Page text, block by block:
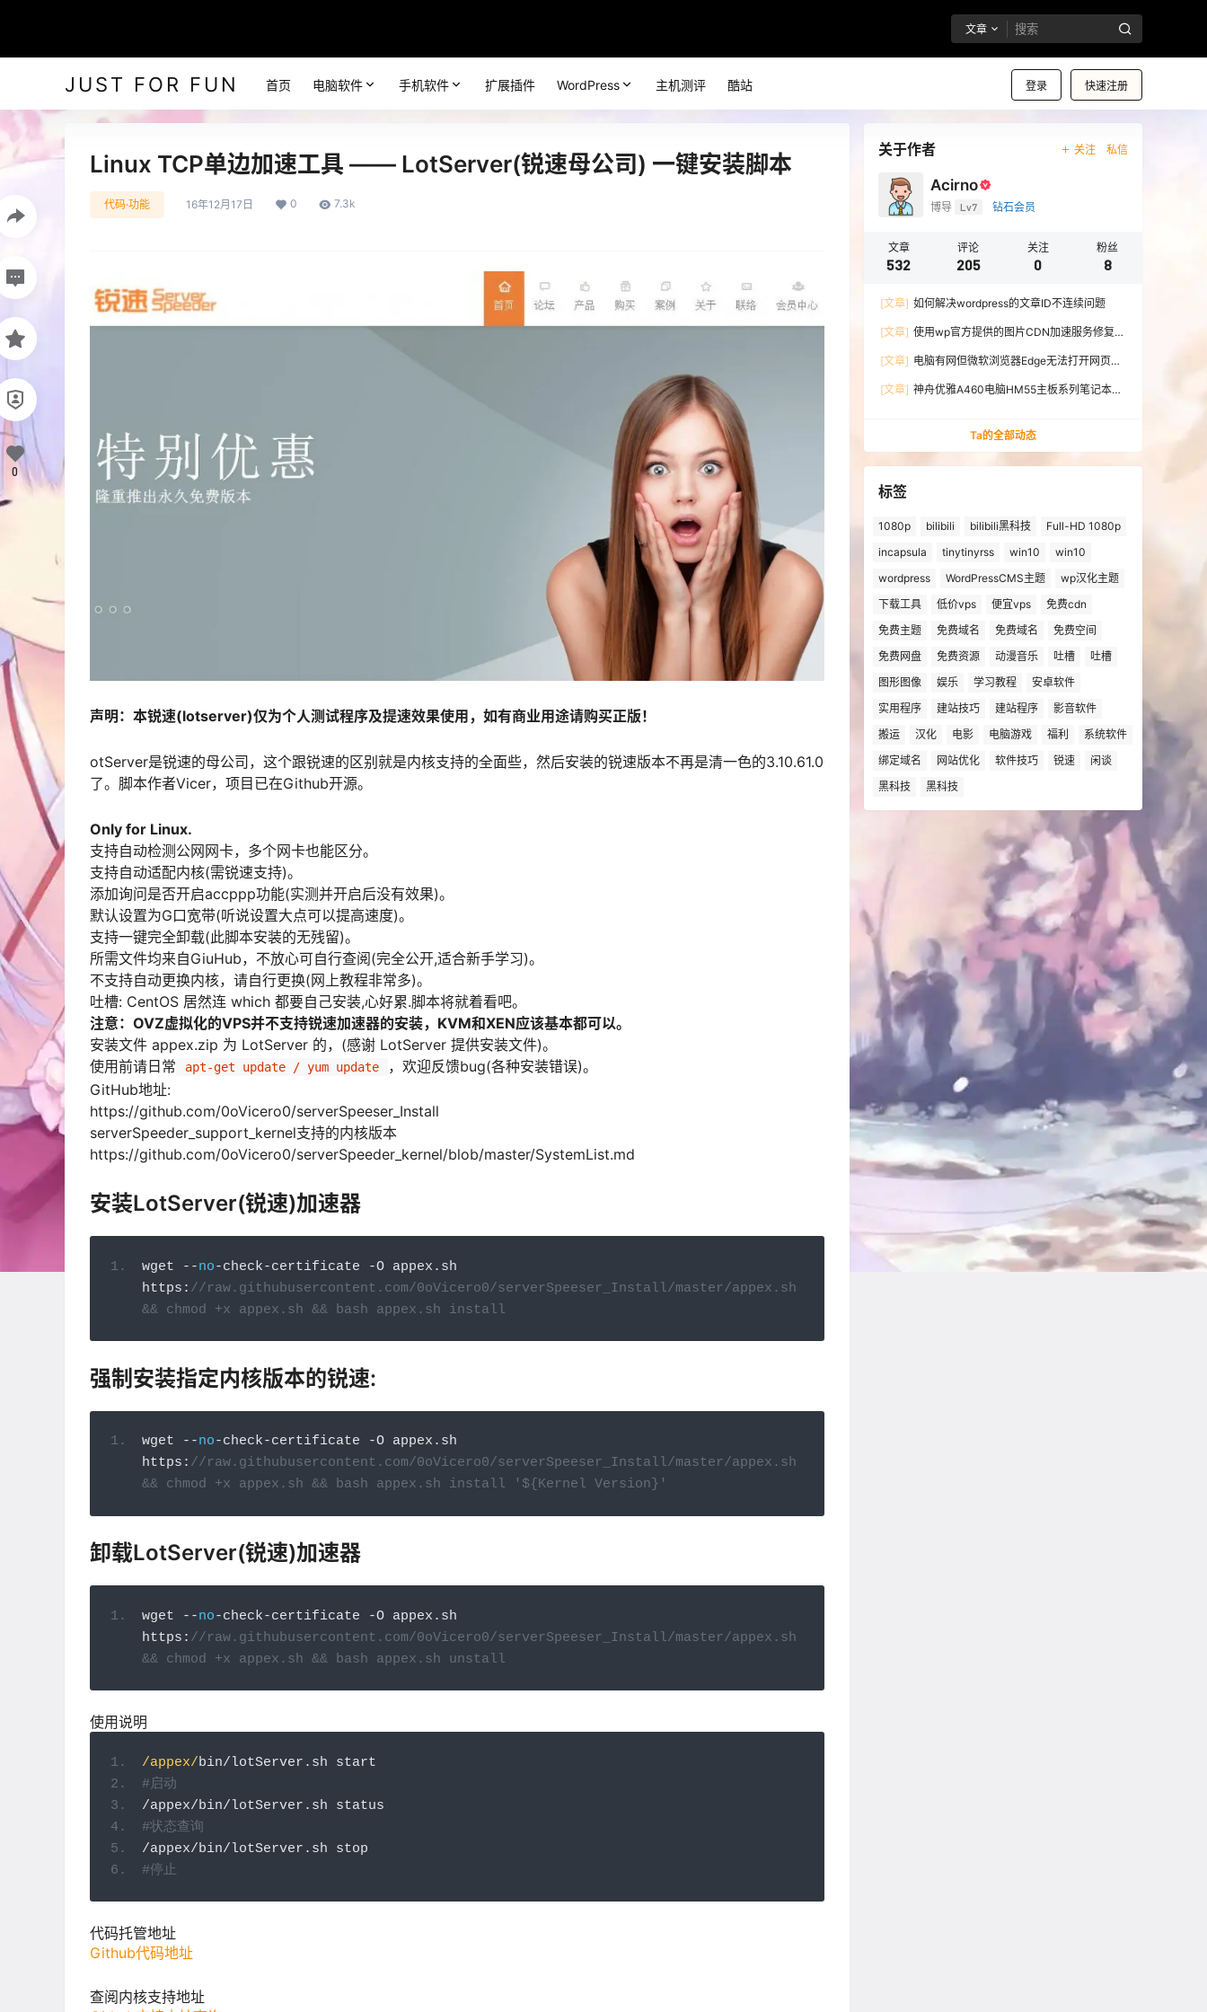
文章
JUST FOR FUN 登录 快速注册
首页 电脑软件 手机软件 扩展插件 WordPress 主机测评 酷站
Linux TCP单边加速工具 —— LotServer(锐速母公司) 一键安装脚本
代码·功能 16年12月17日 0 7.3k
声明：本锐速(lotserver)仅为个人测试程序及提速效果使用，如有商业用途请购买正版！
otServer是锐速的母公司，这个跟锐速的区别就是内核支持的全面些，然后安装的锐速版本不再是清一色的3.10.61.0
了。脚本作者Vicer，项目已在Github开源。
Only for Linux.
支持自动检测公网网卡，多个网卡也能区分。
支持自动适配内核(需锐速支持)。
添加询问是否开启accppp功能(实测并开启后没有效果)。
默认设置为G口宽带(听说设置大点可以提高速度)。
支持一键完全卸载(此脚本安装的无残留)。
所需文件均来自GiuHub，不放心可自行查阅(完全公开,适合新手学习)。
不支持自动更换内核，请自行更换(网上教程非常多)。
吐槽: CentOS 居然连 which 都要自己安装,心好累.脚本将就着看吧。
注意：OVZ虚拟化的VPS并不支持锐速加速器的安装，KVM和XEN应该基本都可以。
安装文件 appex.zip 为 LotServer 的，(感谢 LotServer 提供安装文件)。
使用前请日常
apt-get update / yum update
，欢迎反馈bug(各种安装错误)。
GitHub地址:
https://github.com/0oVicero0/serverSpeeser_Install
serverSpeeder_support_kernel支持的内核版本
https://github.com/0oVicero0/serverSpeeder_kernel/blob/master/SystemList.md
安装LotServer(锐速)加速器
wget --no-check-certificate -O appex . sh
https : //raw.githubusercontent.com/0oVicero0/serverSpeeser_Install/master/appex.sh
&& chmod +x appex.sh && bash appex.sh install
强制安装指定内核版本的锐速:
wget --no-check-certificate -O appex . sh
https : //raw.githubusercontent.com/0oVicero0/serverSpeeser_Install/master/appex.sh
&& chmod +x appex.sh && bash appex.sh install '${Kernel Version}'
卸载LotServer(锐速)加速器
wget --no-check-certificate -O appex . sh
https : //raw.githubusercontent.com/0oVicero0/serverSpeeser_Install/master/appex.sh
&& chmod +x appex.sh && bash appex.sh unstall
使用说明
/appex/bin/lotServer . sh start
#启动
/appex/bin/lotServer . sh status
#状态查询
/appex/bin/lotServer . sh stop
#停止
代码托管地址
Github代码地址
查阅内核支持地址
0
关于作者 关注 私信
Acirno
博导 Lv7 钻石会员
文章
532
评论
205
关注
0
粉丝
8
[文章] 如何解决wordpress的文章ID不连续问题
[文章] 使用wp官方提供的图片CDN加速服务修复微
[文章] 电脑有网但微软浏览器Edge无法打开网页的
[文章] 神舟优雅A460电脑HM55主板系列笔记本无
Ta的全部动态
标签
1080p bilibili bilibili黑科技
Full-HD 1080p
incapsula
tinytinyrss win10
win10
wordpress
WordPressCMS主题
wp汉化主题
下载工具
低价vps 便宜vps
免费cdn
免费主题
免费域名 免费域名
免费空间
免费网盘
免费资源 动漫音乐 吐槽
吐槽
图形图像
娱乐 学习教程
安卓软件
实用程序
建站技巧 建站程序
影音软件
搬运
汉化 电影 电脑游戏 福利
系统软件
绑定域名
网站优化 软件技巧 锐速
闲谈
黑科技
黑科技